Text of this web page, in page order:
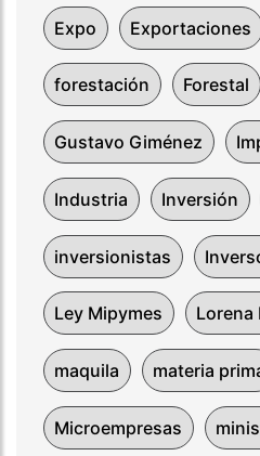
Expo Exportaciones
forestación Forestal
Gustavo Giménez
Industria Inversión
inversionistas
Ley Mipymes Lorena
maquila materia
Microempresas